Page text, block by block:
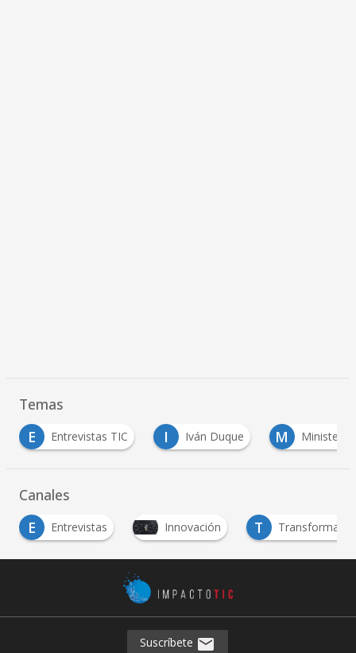
Temas
E
Entrevistas TIC I Iván Duque M Ministerio
Canales
E
Entrevistas Innovación T
Suscríbete